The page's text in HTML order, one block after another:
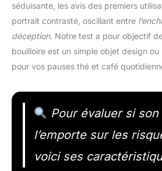
séduisante, les avis des premiers
portrait contrasté, oscillant entre
déception. Notre test a pour objectif
bouilloire est un simple objet design
pour vos pauses thé et café
Pour évaluer si
l’emporte sur les
voici ses